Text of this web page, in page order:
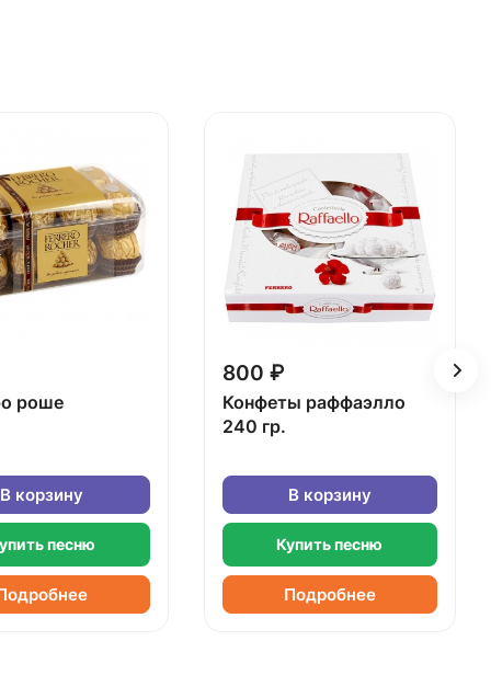
роше
В корзину
песню
800 ₽
Конфеты раффаэлло
240 гр.
В корзину
Купить песню
Подробнее